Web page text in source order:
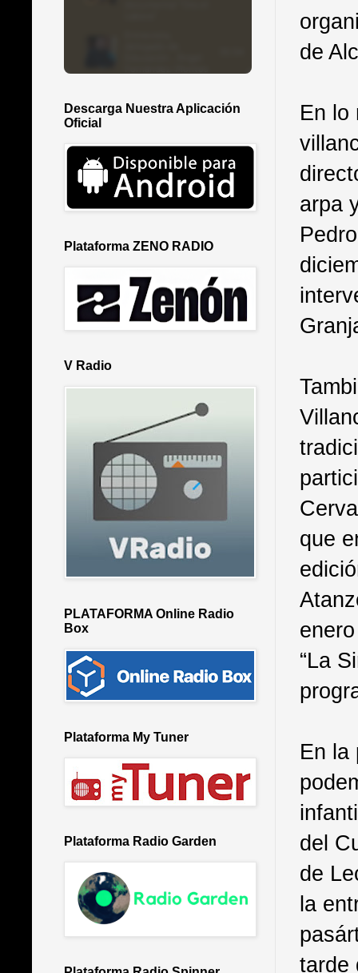
de
En lo
arpa
que
“La
En la
del
de
la
tarde
Descarga Nuestra Aplicación
Oficial
Plataforma ZENO RADIO
V Radio
PLATAFORMA Online Radio
Box
Plataforma My Tuner
Plataforma Radio Garden